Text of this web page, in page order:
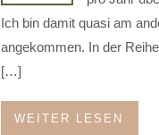
Ich bin damit quasi am
angekommen. In der
[…]
WEITER LESEN